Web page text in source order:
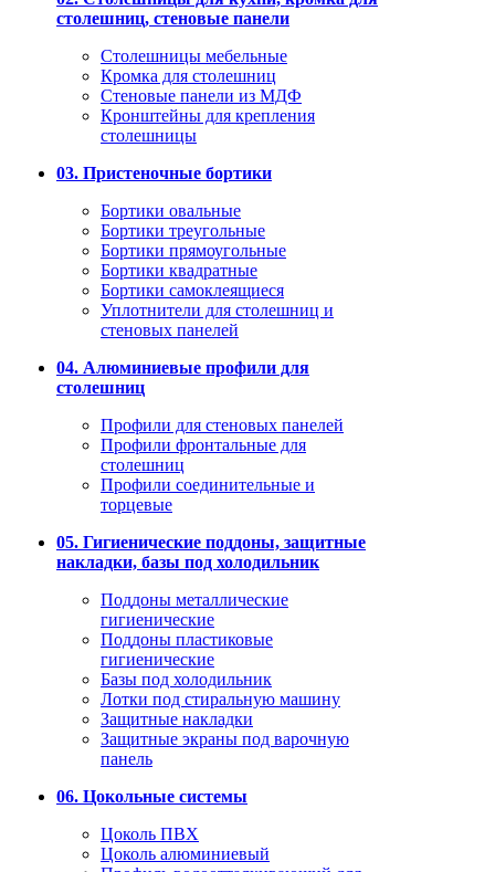
столешниц, стеновые панели
Столешницы мебельные
Кромка для столешниц
Стеновые панели из МДФ
Кронштейны для крепления
столешницы
03. Пристеночные бортики
Бортики овальные
Бортики треугольные
Бортики прямоугольные
Бортики квадратные
Бортики самоклеящиеся
Уплотнители для столешниц и
стеновых панелей
04. Алюминиевые профили для
столешниц
Профили для стеновых панелей
Профили фронтальные для
столешниц
Профили соединительные и
торцевые
05. Гигиенические поддоны, защитные
накладки, базы под холодильник
Поддоны металлические
гигиенические
Поддоны пластиковые
гигиенические
Базы под холодильник
Лотки под стиральную машину
Защитные накладки
Защитные экраны под варочную
панель
06. Цокольные системы
Цоколь ПВХ
Цоколь алюминиевый